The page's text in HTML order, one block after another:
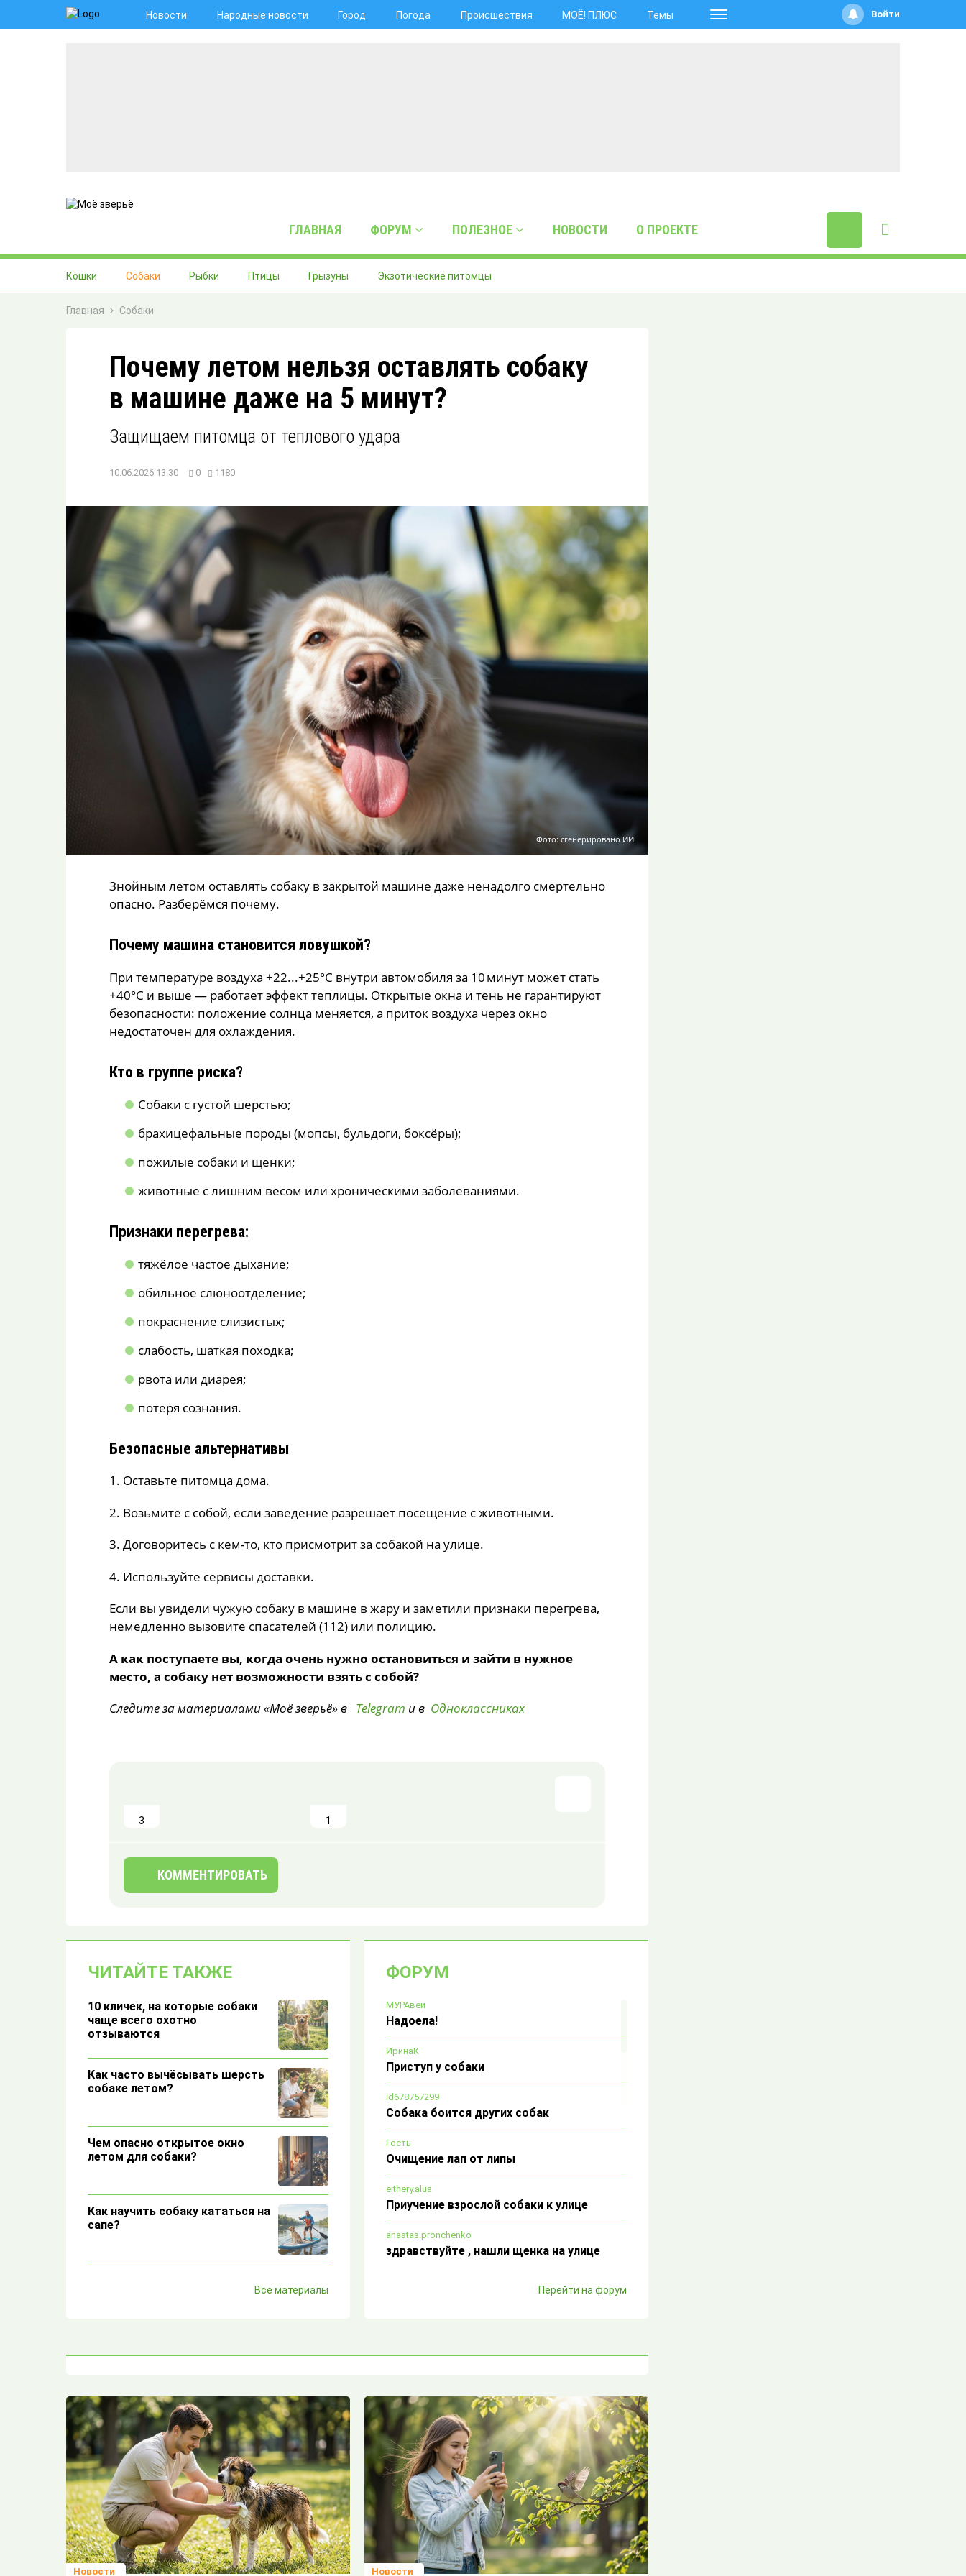
Новости Народные новости Город Погода Происшествия МОЁ! ПЛЮС Темы Войти
ГЛАВНАЯ ФОРУМ ПОЛЕЗНОЕ НОВОСТИ О ПРОЕКТЕ
Кошки Собаки Рыбки Птицы Грызуны Экзотические питомцы
Главная Собаки
Почему летом нельзя оставлять собаку
в машине даже на 5 минут?
Защищаем питомца от теплового удара
10.06.2026 13:30 0 1180
Фото: сгенерировано ИИ
Знойным летом оставлять собаку в закрытой машине даже ненадолго смертельно
опасно. Разберёмся почему.
Почему машина становится ловушкой?
При температуре воздуха +22...+25°C внутри автомобиля за 10 минут может стать
+40°C и выше — работает эффект теплицы. Открытые окна и тень не гарантируют
безопасности: положение солнца меняется, а приток воздуха через окно
недостаточен для охлаждения.
Кто в группе риска?
Собаки с густой шерстью;
брахицефальные породы (мопсы, бульдоги, боксёры);
пожилые собаки и щенки;
животные с лишним весом или хроническими заболеваниями.
Признаки перегрева:
тяжёлое частое дыхание;
обильное слюноотделение;
покраснение слизистых;
слабость, шаткая походка;
рвота или диарея;
потеря сознания.
Безопасные альтернативы
1. Оставьте питомца дома.
2. Возьмите с собой, если заведение разрешает посещение с животными.
3. Договоритесь с кем-то, кто присмотрит за собакой на улице.
4. Используйте сервисы доставки.
Если вы увидели чужую собаку в машине в жару и заметили признаки перегрева,
немедленно вызовите спасателей (112) или полицию.
А как поступаете вы, когда очень нужно остановиться и зайти в нужное
место, а собаку нет возможности взять с собой?
Следите за материалами «Моё зверьё» в Telegram и в Одноклассниках
3 1
КОММЕНТИРОВАТЬ
ЧИТАЙТЕ ТАКЖЕ
10 кличек, на которые собаки
чаще всего охотно
отзываются
Как часто вычёсывать шерсть
собаке летом?
Чем опасно открытое окно
летом для собаки?
Как научить собаку кататься на
сапе?
Почему собака воет по ночам?
Почему у белой собаки
желтеет шерсть?
Стоит ли брать с собой на
рыбалку собаку?
Все материалы
ФОРУМ
МУРАвей
Надоела!
ИринаК
Приступ у собаки
id678757299
Собака боится других собак
Гость
Очищение лап от липы
eithery.alua
Приучение взрослой собаки к улице
anastas.pronchenko
здравствуйте , нашли щенка на улице
Щенки выброшенные на мусорку
у хаски
Гость
завести щенка
sofya.vasileva.9
Результат побоев от хозяина. Не знаю
что делать
Перейти на форум
Новости Новости